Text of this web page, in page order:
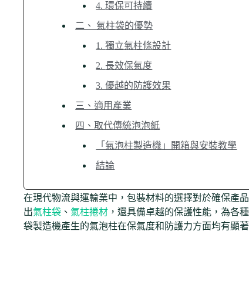
4. 環保可持續
二、 氣柱袋的優勢
1. 獨立氣柱條設計
2. 長效保氣度
3. 優越的防護效果
三、適用產業
四、取代傳統泡泡紙
「氣泡柱製造機」開箱與安裝教學
結論
在現代物流與運輸業中，包裝材料的選擇對於確保產
出氣柱袋 、 氣柱捲材 ，還具備卓越的保護性能，為各
袋製造機產生的氣泡柱在保氣度和防護力方面均有顯著